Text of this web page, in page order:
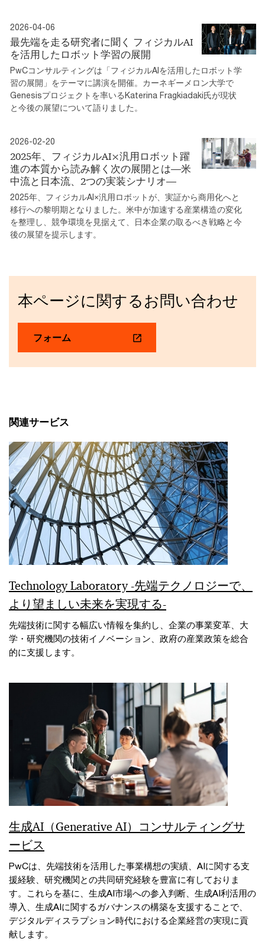
2026-04-06
最先端を走る研究者に聞く フィジカルAI
を活用したロボット学習の展開
PwCコンサルティングは「フィジカルAIを活用したロボット学
習の展開」をテーマに講演を開催。カーネギーメロン大学で
Genesisプロジェクトを率いるKaterina Fragkiadaki氏が現状
と今後の展望について語りました。
2026-02-20
2025年、フィジカルAI×汎用ロボット躍
進の本質から読み解く次の展開とは―米
中流と日本流、2つの実装シナリオ―
2025年、フィジカルAI×汎用ロボットが、実証から商用化へと
移行への黎明期となりました。米中が加速する産業構造の変化
を整理し、競争環境を見据えて、日本企業の取るべき戦略と今
後の展望を提示します。
本ページに関するお問い合わせ
フォーム
関連サービス
Technology Laboratory -先端テクノロジーで、
より望ましい未来を実現する-
先端技術に関する幅広い情報を集約し、企業の事業変革、大
学・研究機関の技術イノベーション、政府の産業政策を総合
的に支援します。
生成AI（Generative AI）コンサルティングサ
ービス
PwCは、先端技術を活用した事業構想の実績、AIに関する支
援経験、研究機関との共同研究経験を豊富に有しておりま
す。これらを基に、生成AI市場への参入判断、生成AI利活用の
導入、生成AIに関するガバナンスの構築を支援することで、
デジタルディスラプション時代における企業経営の実現に貢
献します。